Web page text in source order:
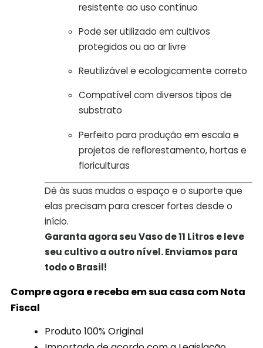
resistente ao uso contínuo
Pode ser utilizado em cultivos
protegidos ou ao ar livre
Reutilizável e ecologicamente correto
Compatível com diversos tipos de
substrato
Perfeito para produção em escala e
projetos de reflorestamento, hortas e
floriculturas
Dê às suas mudas o espaço e o suporte que
elas precisam para crescer fortes desde o
início.
Garanta agora seu Vaso de 11 Litros e leve
seu cultivo a outro nível. Enviamos para
todo o Brasil!
Compre agora e receba em sua casa com Nota
Fiscal
Produto 100% Original